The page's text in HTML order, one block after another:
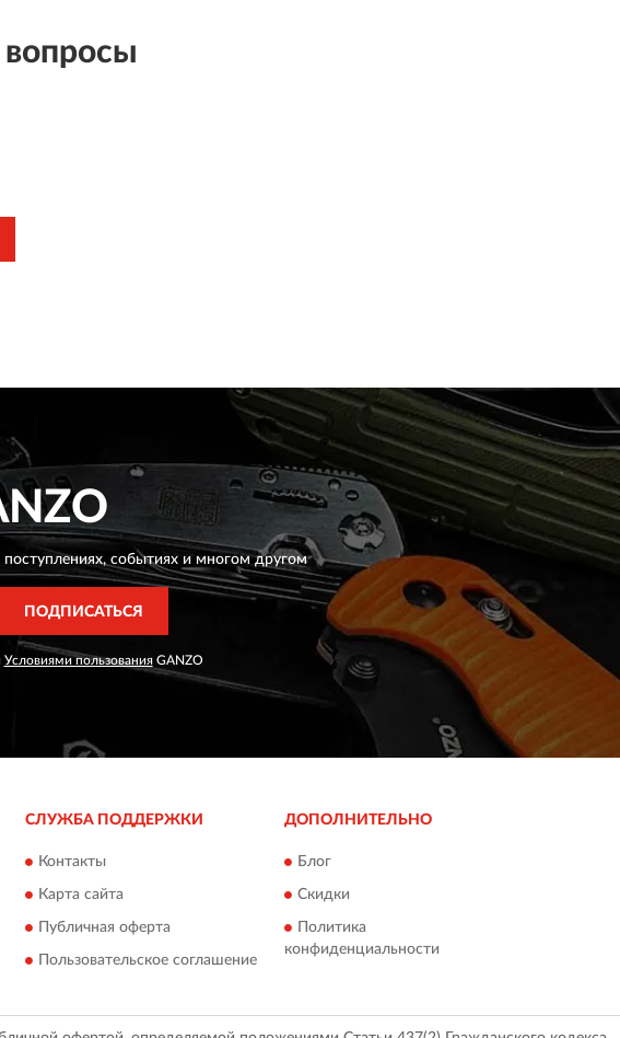
поступлениях, событиях и многом другом
ПОДПИСАТЬСЯ
Условиями пользованияGANZO
СЛУЖБА ПОДДЕРЖКИ
Контакты
Карта сайта
Публичная оферта
Пользовательское соглашение
ДОПОЛНИТЕЛЬНО
Блог
Скидки
Политика
конфиденциальности